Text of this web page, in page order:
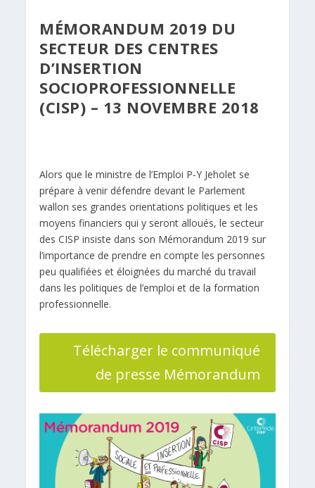
MÉMORANDUM 2019 DU
SECTEUR DES CENTRES
D’INSERTION
SOCIOPROFESSIONNELLE
(CISP) – 13 NOVEMBRE 2018
Alors que le ministre de l’Emploi P-Y Jeholet se
prépare à venir défendre devant le Parlement
wallon ses grandes orientations politiques et les
moyens financiers qui y seront alloués, le secteur
des CISP insiste dans son Mémorandum 2019 sur
l’importance de prendre en compte les personnes
peu qualifiées et éloignées du marché du travail
dans les politiques de l’emploi et de la formation
professionnelle.
Télécharger le communiqué
de presse Mémorandum